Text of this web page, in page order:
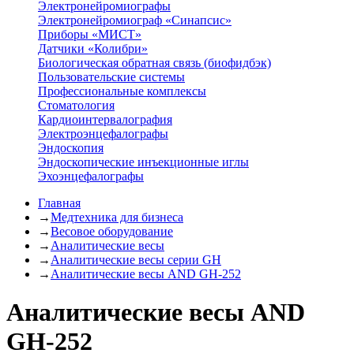
Электронейромиографы
Электронейромиограф «Синапсис»
Приборы «МИСТ»
Датчики «Колибри»
Биологическая обратная связь (биофидбэк)
Пользовательские системы
Профессиональные комплексы
Стоматология
Кардиоинтервалография
Электроэнцефалографы
Эндоскопия
Эндоскопические инъекционные иглы
Эхоэнцефалографы
Главная
→Медтехника для бизнеса
→Весовое оборудование
→ Аналитические весы
→ Аналитические весы серии GH
→ Аналитические весы AND GH-252
Аналитические весы AND
GH-252